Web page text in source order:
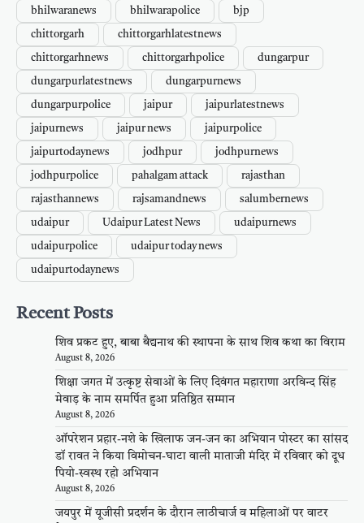
bhilwaranews bhilwarapolice bjp
chittorgarh chittorgarhlatestnews
chittorgarhnews chittorgarhpolice dungarpur
dungarpurlatestnews dungarpurnews
dungarpurpolice jaipur jaipurlatestnews
jaipurnews jaipur news jaipurpolice
jaipurtodaynews jodhpur jodhpurnews
jodhpurpolice pahalgam attack rajasthan
rajasthannews rajsamandnews salumbernews
udaipur Udaipur Latest News udaipurnews
udaipurpolice udaipur today news
udaipurtodaynews
Recent Posts
शिव प्रकट हुए, बाबा बैद्यनाथ की स्थापना के साथ शिव कथा का विराम
August 8, 2026
शिक्षा जगत में उत्कृष्ट सेवाओं के लिए दिवंगत महाराणा अरविन्द सिंह
मेवाड़ के नाम समर्पित हुआ प्रतिष्ठित सम्मान
August 8, 2026
ऑपरेशन प्रहार-नशे के खिलाफ जन-जन का अभियान पोस्टर का सांसद
डॉ रावत ने किया विमोचन-घाटा वाली माताजी मंदिर में रविवार को दूध
पियो-स्वस्थ रहो अभियान
August 8, 2026
जयपुर में यूजीसी प्रदर्शन के दौरान लाठीचार्ज व महिलाओं पर वाटर